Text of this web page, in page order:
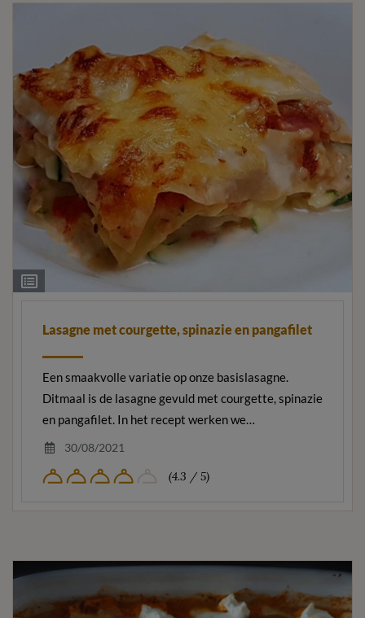
Ingrediëntenlijst
Lasagne met courgette, spinazie en pangafilet
Een smaakvolle variatie op onze basislasagne.
Ditmaal is de lasagne gevuld met courgette, spinazie
en pangafilet. In het recept werken we…
30/08/2021
(4.3 / 5)